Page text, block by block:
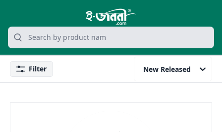
grocery search at header
Search
FilterFilter New Released